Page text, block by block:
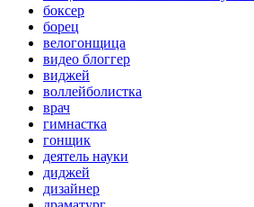
боксер
борец
велогонщица
видео блоггер
виджей
воллейболистка
врач
гимнастка
гонщик
деятель науки
диджей
дизайнер